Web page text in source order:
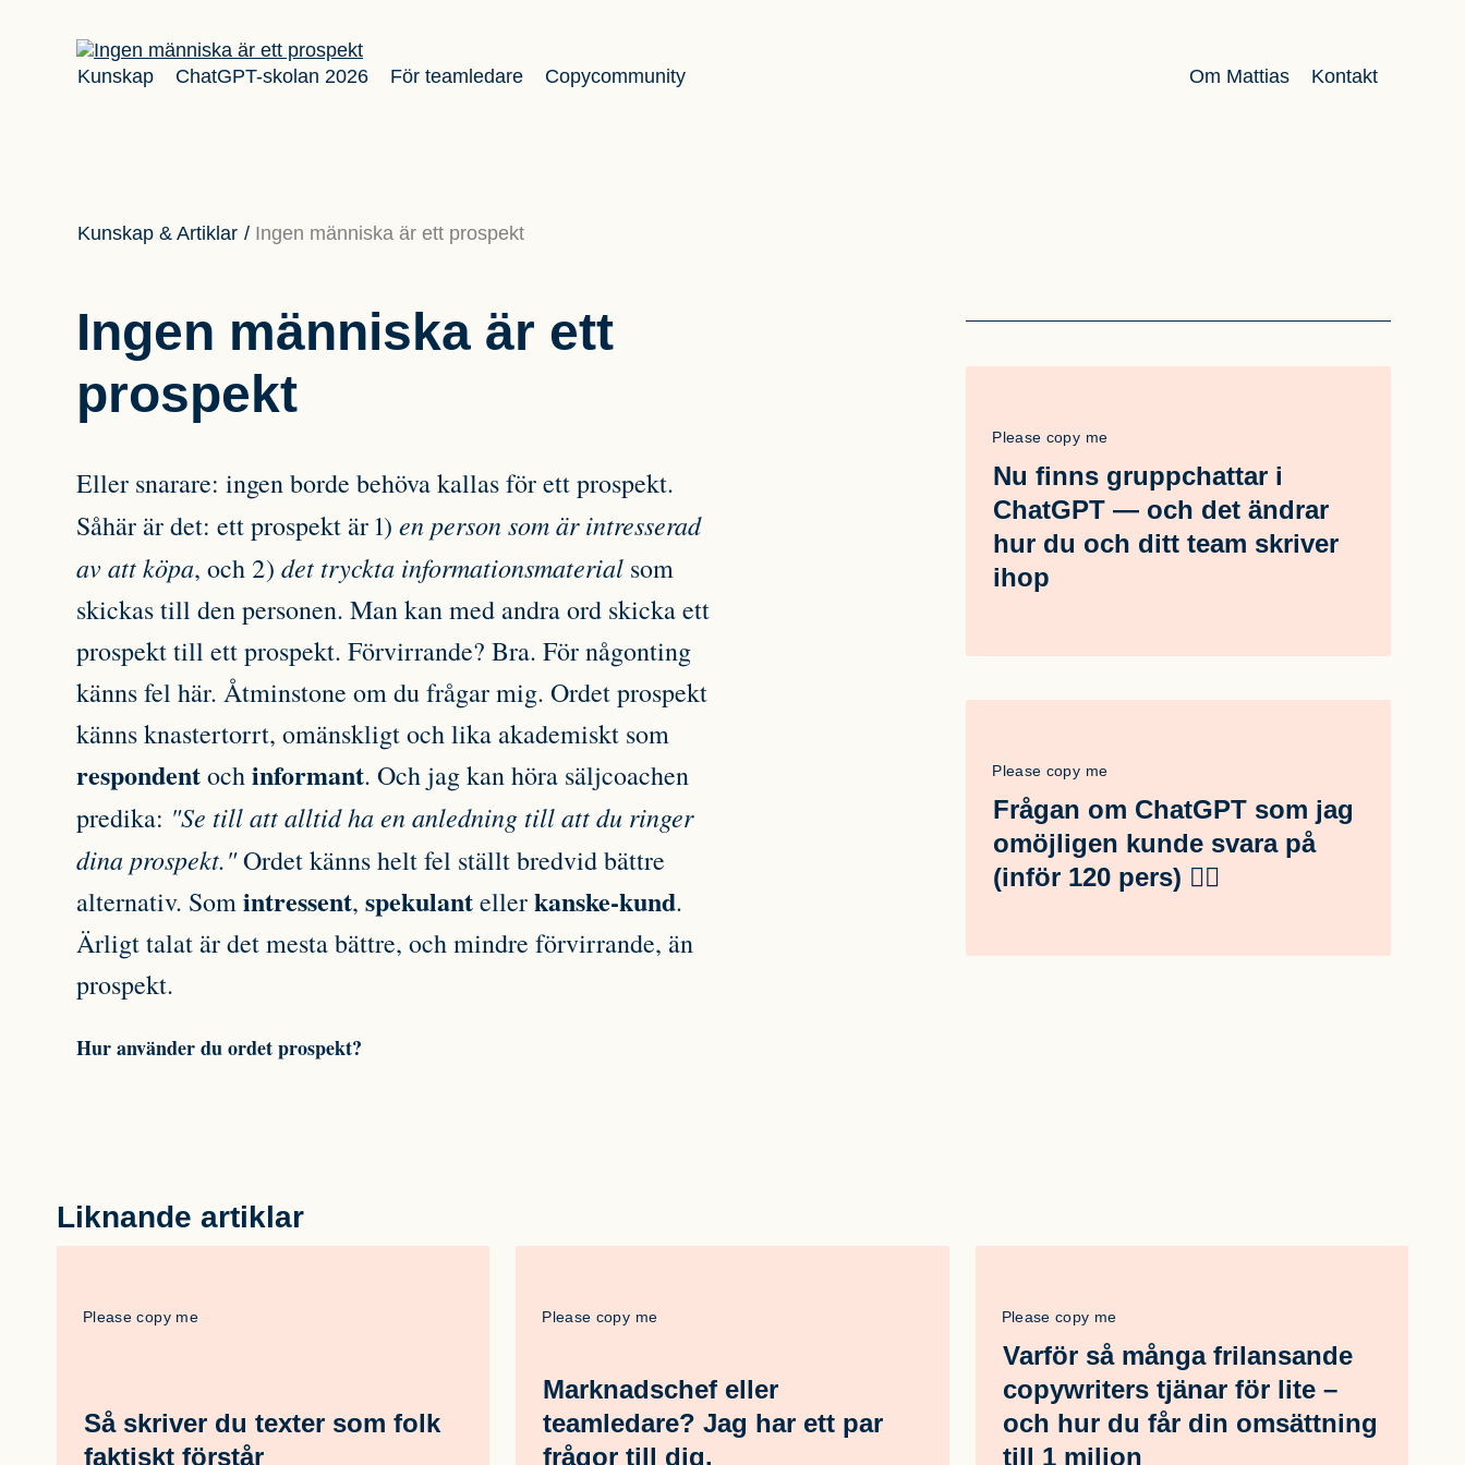
Kunskap ChatGPT-skolan 2026 För teamledare Copycommunity Om Mattias Kontakt
Kunskap & Artiklar / Ingen människa är ett prospekt
Ingen människa är ett
prospekt
Eller snarare: ingen borde behöva kallas för ett prospekt.
Såhär är det: ett prospekt är 1) en person som är intresserad
av att köpa, och 2) det tryckta informationsmaterial som
skickas till den personen. Man kan med andra ord skicka ett
prospekt till ett prospekt. Förvirrande? Bra. För någonting
känns fel här. Åtminstone om du frågar mig. Ordet prospekt
känns knastertorrt, omänskligt och lika akademiskt som
respondentochinformant. Och jag kan höra säljcoachen
predika: "Se till att alltid ha en anledning till att du ringer
dina prospekt."Ordet känns helt fel ställt bredvid bättre
alternativ. Somintressent, spekulantellerkanske-kund.
Ärligt talat är det mesta bättre, och mindre förvirrande, än
prospekt.
Hur använder du ordet prospekt?
Please copy me
Nu finns gruppchattar i
ChatGPT — och det ändrar
hur du och ditt team skriver
ihop
Please copy me
Frågan om ChatGPT som jag
omöjligen kunde svara på
(inför 120 pers) 🤦‍♂️
Liknande artiklar
Please copy me
Så skriver du texter som folk
faktiskt förstår
Please copy me
Marknadschef eller
teamledare? Jag har ett par
frågor till dig.
Please copy me
Varför så många frilansande
copywriters tjänar för lite –
och hur du får din omsättning
till 1 miljon